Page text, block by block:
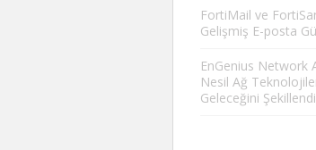
FortiMail ve
Gelişmiş E-posta
EnGenius Network
Nesil Ağ
Geleceğini